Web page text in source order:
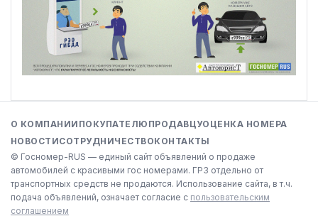
© Госномер-RUS — единый сайт объявлений о продаже
автомобилей с красивыми гос номерами. ГРЗ отдельно от
транспортных средств не продаются. Использование сайта, в т.ч.
подача объявлений, означает согласие с пользовательским
соглашением
О КОМПАНИИ ПОКУПАТЕЛЮ ПРОДАВЦУОЦЕНКА НОМЕРА
НОВОСТИСОТРУДНИЧЕСТВОКОНТАКТЫ